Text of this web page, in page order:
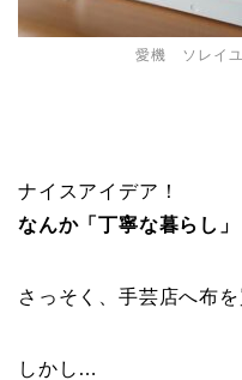
愛機 ソレイ
ナイスアイデア！
なんか「丁寧な暮らし
さっそく、手芸店へ布
しかし…